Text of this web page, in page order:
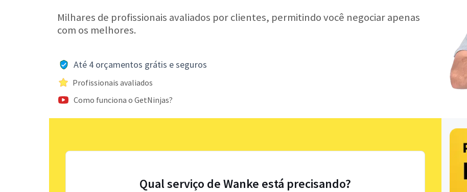
Milhares de profissionais avaliados por clientes, permitindo você negociar apenas
com os melhores.
Até 4 orçamentos grátis e seguros
Profissionais avaliados
Como funciona o GetNinjas?
Qual serviço de Wanke está precisando?